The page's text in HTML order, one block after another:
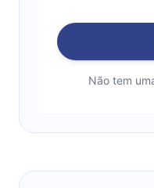
Não tem